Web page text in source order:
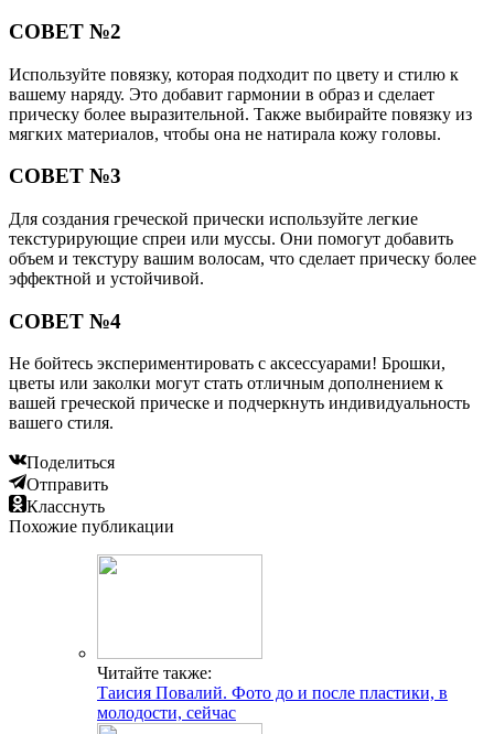
СОВЕТ №2
Используйте повязку, которая подходит по цвету и стилю к
вашему наряду. Это добавит гармонии в образ и сделает
прическу более выразительной. Также выбирайте повязку из
мягких материалов, чтобы она не натирала кожу головы.
СОВЕТ №3
Для создания греческой прически используйте легкие
текстурирующие спреи или муссы. Они помогут добавить
объем и текстуру вашим волосам, что сделает прическу более
эффектной и устойчивой.
СОВЕТ №4
Не бойтесь экспериментировать с аксессуарами! Брошки,
цветы или заколки могут стать отличным дополнением к
вашей греческой прическе и подчеркнуть индивидуальность
вашего стиля.
Поделиться
Отправить
Класснуть
Похожие публикации
Читайте также:
Таисия Повалий. Фото до и после пластики, в
молодости, сейчас